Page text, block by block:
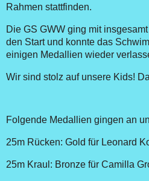
Rahmen stattfinden.
Die GS GWW ging mit
den Start und konnte das
einigen Medallien wieder
Wir sind stolz auf unsere Kids!
Folgende Medallien gingen an
25m Rücken: Gold für Leonard
25m Kraul: Bronze für Camilla